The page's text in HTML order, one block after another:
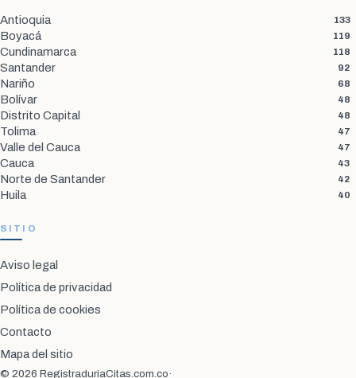
Antioquia 133
Boyacá 119
Cundinamarca 118
Santander 92
Nariño 68
Bolívar 48
Distrito Capital 48
Tolima 47
Valle del Cauca 47
Cauca 43
Norte de Santander 42
Huila 40
SITIO
Aviso legal
Política de privacidad
Política de cookies
Contacto
Mapa del sitio
© 2026 RegistraduriaCitas.com.co·